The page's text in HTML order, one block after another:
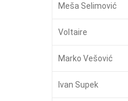
Meša Selimović
Voltaire
Marko Vešović
Ivan Supek